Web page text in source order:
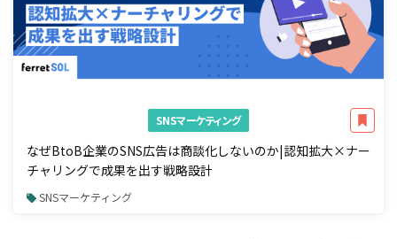
SNSマーケティング
なぜBtoB企業のSNS広告は商談化しないのか|認知拡大×ナー
チャリングで成果を出す戦略設計
SNSマーケティング